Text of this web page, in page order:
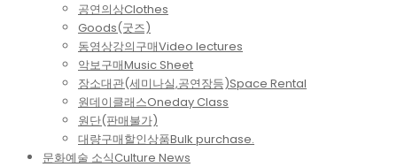
공연의상Clothes
Goods(굿즈)
동영상강의구매Video lectures
악보구매Music Sheet
장소대관(세미나실,공연장등)Space Rental
원데이클래스Oneday Class
원단(판매불가)
대량구매할인상품Bulk purchase.
문화예술 소식Culture News